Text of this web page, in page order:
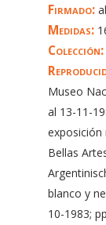
Firmado:
Medidas:
Colección:
Museo
al 13-11-
exposición
Bellas
blanco y
10-1983;